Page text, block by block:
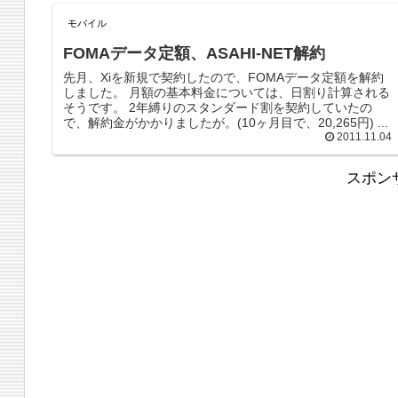
モバイル
FOMAデータ定額、ASAHI-NET解約
先月、Xiを新規で契約したので、FOMAデータ定額を解約
しました。 月額の基本料金については、日割り計算される
そうです。 2年縛りのスタンダード割を契約していたの
2011.11.04
スポン